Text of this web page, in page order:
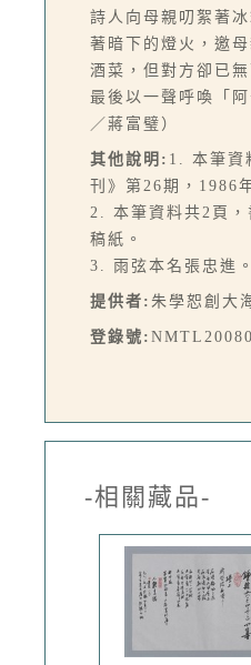
詩人向母親叨絮著
著暗下的燈火，邀
酒菜，但對方卻已
最後以一聲呼喚「
／蔣富璧）
其他說明: 1. 本筆資
刊》第26期，1986
2. 本筆資料共2頁，
稿紙。
3. 雨弦本名張忠進。
提供者: 朱學恕創大
登錄號:
-相關藏品-